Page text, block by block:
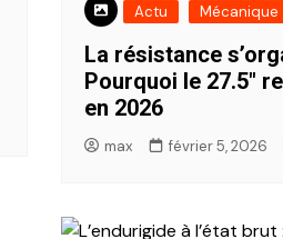
Actu Mécanique
La résistance
Pourquoi le 27.5″
en 2026
max février 5, 2026